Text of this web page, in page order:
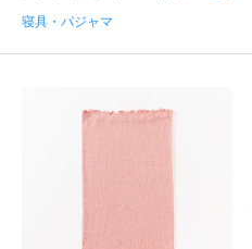
寝具・パジャマ